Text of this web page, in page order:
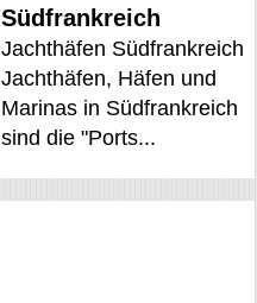
Südfrankreich
Jachthäfen Südfrankreich
Jachthäfen, Häfen und
Marinas in Südfrankreich
sind die "Ports...